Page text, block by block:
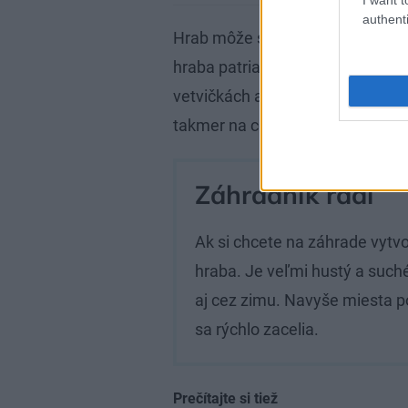
Hrab môže stáť samostatne
hraba patria medzi najkrajšie.
vetvičkách až do jari, a preto je
takmer na celý rok.
Záhradník radí
Ak si chcete na záhrade
hraba. Je veľmi hustý a
aj cez zimu. Navyše miesta
sa rýchlo zacelia.
Prečítajte si tiež